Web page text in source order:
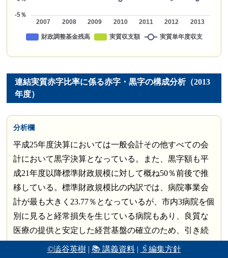
©澁谷英樹| 📚 講義資料| 🖇編集方針
連結実質赤字比率に係る赤字・黒字の構成分析（2013
年度）
分析欄
平成25年度決算においては一般会計その他すべての会
計において黒字決算となっている。また、黒字額も平
成21年度以降標準財政規模に対して概ね50％前後で推
移している。標準財政規模比の内訳では、病院事業会
計が最も大きく23.77％となっているが、市内3病院を個
別に見ると経常損失を生じている病院もあり、良質な
医療の提供と安定した経営基盤の確立のため、引き続
き健全経営への取組が必要となっている。次に数値の